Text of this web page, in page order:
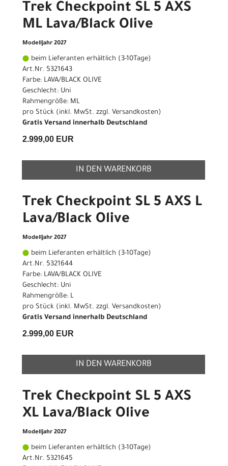
Trek Checkpoint SL 5 AXS
ML Lava/Black Olive
Modelljahr 2027
beim Lieferanten erhältlich (3-10Tage)
Art.Nr. 5321643
Farbe: LAVA/BLACK OLIVE
Geschlecht: Uni
Rahmengröße: ML
pro Stück (inkl. MwSt. zzgl. Versandkosten )
Gratis Versand innerhalb Deutschland
2.999,00 EUR
IN DEN WARENKORB
Trek Checkpoint SL 5 AXS L
Lava/Black Olive
Modelljahr 2027
beim Lieferanten erhältlich (3-10Tage)
Art.Nr. 5321644
Farbe: LAVA/BLACK OLIVE
Geschlecht: Uni
Rahmengröße: L
pro Stück (inkl. MwSt. zzgl. Versandkosten )
Gratis Versand innerhalb Deutschland
2.999,00 EUR
IN DEN WARENKORB
Trek Checkpoint SL 5 AXS
XL Lava/Black Olive
Modelljahr 2027
beim Lieferanten erhältlich (3-10Tage)
Art.Nr. 5321645